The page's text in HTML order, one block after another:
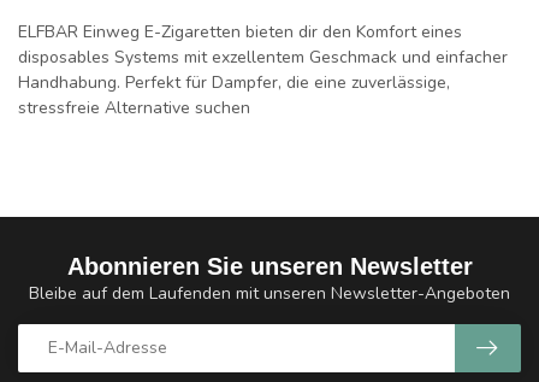
ELFBAR Einweg E-Zigaretten bieten dir den Komfort eines
disposables Systems mit exzellentem Geschmack und einfacher
Handhabung. Perfekt für Dampfer, die eine zuverlässige,
stressfreie Alternative suchen
Abonnieren Sie unseren Newsletter
Bleibe auf dem Laufenden mit unseren Newsletter-Angeboten